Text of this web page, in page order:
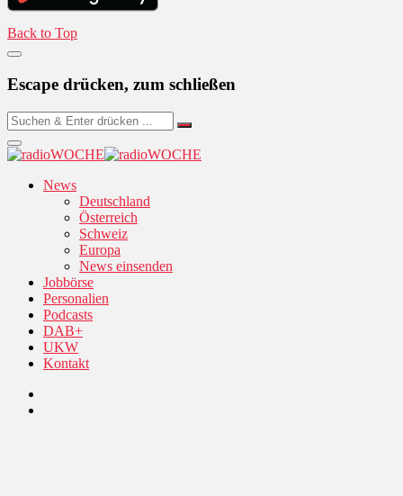
Back to Top
Escape drücken, zum schließen
News
Deutschland
Österreich
Schweiz
Europa
News einsenden
Jobbörse
Personalien
Podcasts
DAB+
UKW
Kontakt